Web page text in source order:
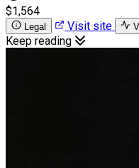
$1,564
Legal Visit site
Keep reading